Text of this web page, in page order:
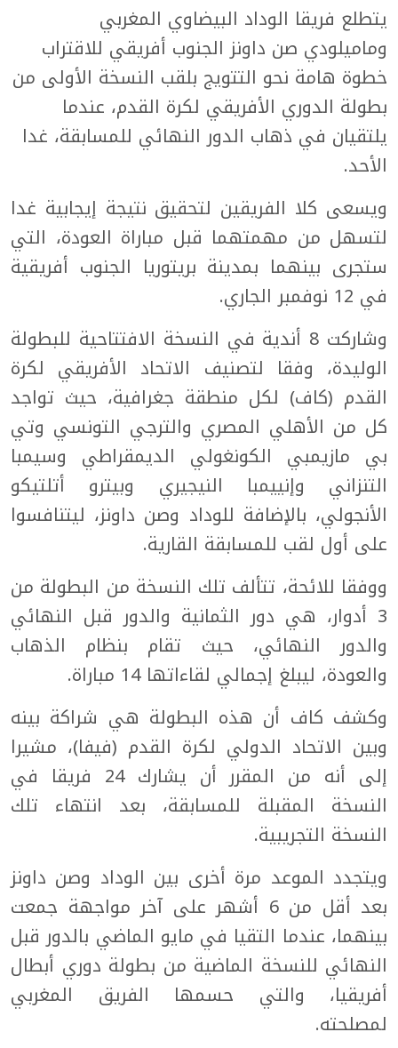
يتطلع فريقا الوداد البيضاوي المغربي
وماميلودي صن داونز الجنوب أفريقي للاقتراب
خطوة هامة نحو التتويج بلقب النسخة الأولى من
بطولة الدوري الأفريقي لكرة القدم، عندما
يلتقيان في ذهاب الدور النهائي للمسابقة، غدا
الأحد.
ويسعى كلا الفريقين لتحقيق نتيجة إيجابية غدا
لتسهل من مهمتهما قبل مباراة العودة، التي
ستجرى بينهما بمدينة بريتوريا الجنوب أفريقية
في 12 نوفمبر الجاري.
وشاركت 8 أندية في النسخة الافتتاحية للبطولة
الوليدة، وفقا لتصنيف الاتحاد الأفريقي لكرة
القدم (كاف) لكل منطقة جغرافية، حيث تواجد
كل من الأهلي المصري والترجي التونسي وتي
بي مازيمبي الكونغولي الديمقراطي وسيمبا
التنزاني وإنييمبا النيجيري وبيترو أتلتيكو
الأنجولي، بالإضافة للوداد وصن داونز، ليتنافسوا
على أول لقب للمسابقة القارية.
ووفقا للائحة، تتألف تلك النسخة من البطولة من
3 أدوار، هي دور الثمانية والدور قبل النهائي
والدور النهائي، حيث تقام بنظام الذهاب
والعودة، ليبلغ إجمالي لقاءاتها 14 مباراة.
وكشف كاف أن هذه البطولة هي شراكة بينه
وبين الاتحاد الدولي لكرة القدم (فيفا)، مشيرا
إلى أنه من المقرر أن يشارك 24 فريقا في
النسخة المقبلة للمسابقة، بعد انتهاء تلك
النسخة التجريبية.
ويتجدد الموعد مرة أخرى بين الوداد وصن داونز
بعد أقل من 6 أشهر على آخر مواجهة جمعت
بينهما، عندما التقيا في مايو الماضي بالدور قبل
النهائي للنسخة الماضية من بطولة دوري أبطال
أفريقيا، والتي حسمها الفريق المغربي
لمصلحته.